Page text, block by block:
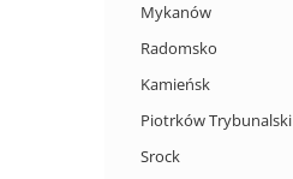
Mykanów
Radomsko
Kamieńsk
Piotrków Trybunalski
Srock